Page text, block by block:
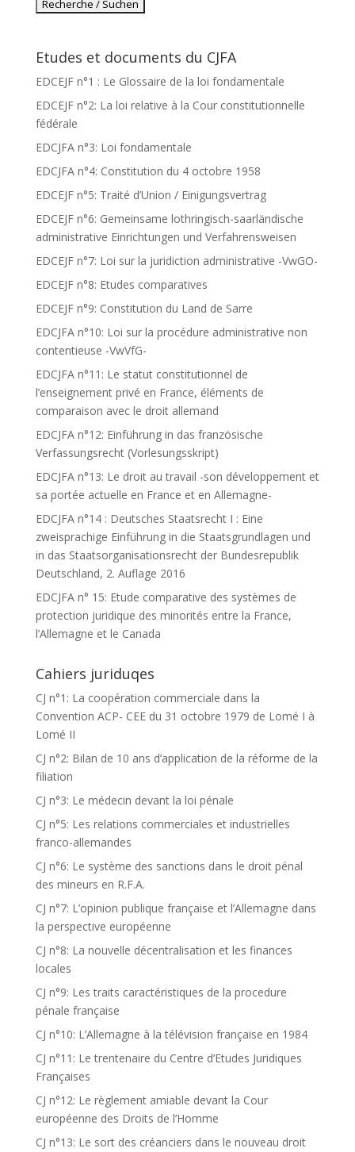
Etudes et documents du CJFA
EDCEJF n°1 : Le Glossaire de la loi fondamentale
EDCEJF n°2: La loi relative à la Cour constitutionnelle
fédérale
EDCJFA n°3: Loi fondamentale
EDCJFA n°4: Constitution du 4 octobre 1958
EDCEJF n°5: Traité d’Union / Einigungsvertrag
EDCEJF n°6: Gemeinsame lothringisch-saarländische
administrative Einrichtungen und Verfahrensweisen
EDCEJF n°7: Loi sur la juridiction administrative -VwGO-
EDCEJF n°8: Etudes comparatives
EDCEJF n°9: Constitution du Land de Sarre
EDCJFA n°10: Loi sur la procédure administrative non
contentieuse -VwVfG-
EDCJFA n°11: Le statut constitutionnel de
l’enseignement privé en France, éléments de
comparaison avec le droit allemand
EDCJFA n°12: Einführung in das französische
Verfassungsrecht (Vorlesungsskript)
EDCJFA n°13: Le droit au travail -son développement et
sa portée actuelle en France et en Allemagne-
EDCJFA n°14 : Deutsches Staatsrecht I : Eine
zweisprachige Einführung in die Staatsgrundlagen und
in das Staatsorganisationsrecht der Bundesrepublik
Deutschland, 2. Auflage 2016
EDCJFA n° 15: Etude comparative des systèmes de
protection juridique des minorités entre la France,
l’Allemagne et le Canada
Cahiers juriduqes
CJ n°1: La coopération commerciale dans la
Convention ACP- CEE du 31 octobre 1979 de Lomé I à
Lomé II
CJ n°2: Bilan de 10 ans d’application de la réforme de la
filiation
CJ n°3: Le médecin devant la loi pénale
CJ n°5: Les relations commerciales et industrielles
franco-allemandes
CJ n°6: Le système des sanctions dans le droit pénal
des mineurs en R.F.A.
CJ n°7: L’opinion publique française et l’Allemagne dans
la perspective européenne
CJ n°8: La nouvelle décentralisation et les finances
locales
CJ n°9: Les traits caractéristiques de la procedure
pénale française
CJ n°10: L’Allemagne à la télévision française en 1984
CJ n°11: Le trentenaire du Centre d’Etudes Juridiques
Françaises
CJ n°12: Le règlement amiable devant la Cour
européenne des Droits de l’Homme
CJ n°13: Le sort des créanciers dans le nouveau droit